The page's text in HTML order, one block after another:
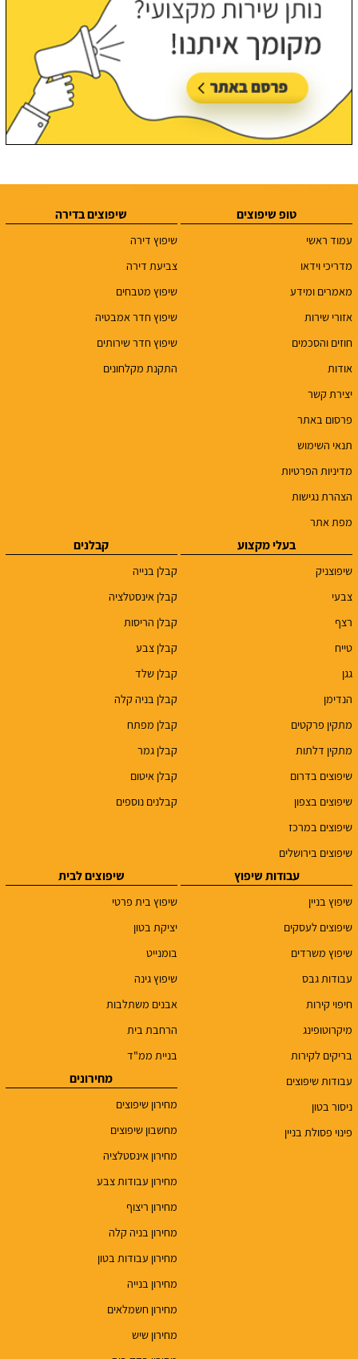
טופ שיפוצים
עמוד ראשי
מדריכי וידאו
מאמרים ומידע
אזורי שירות
חוזים והסכמים
אודות
יצירת קשר
פרסום באתר
תנאי השימוש
מדיניות הפרטיות
הצהרת נגישות
מפת אתר
שיפוצים בדירה
שיפוץ דירה
צביעת דירה
שיפוץ מטבחים
שיפוץ חדר אמבטיה
שיפוץ חדר שירותים
התקנת מקלחונים
בעלי מקצוע
שיפוצניק
צבעי
רצף
טייח
גגן
הנדימן
מתקין פרקטים
מתקין דלתות
שיפוצים בדרום
שיפוצים בצפון
שיפוצים במרכז
שיפוצים בירושלים
קבלנים
קבלן בנייה
קבלן אינסטלציה
קבלן הריסות
קבלן צבע
קבלן שלד
קבלן בניה קלה
קבלן מפתח
קבלן גמר
קבלן איטום
קבלנים נוספים
עבודות שיפוץ
שיפוץ בניין
שיפוצים לעסקים
שיפוץ משרדים
עבודות גבס
חיפוי קירות
מיקרוטופינג
בריקים לקירות
עבודות שיפוצים
ניסור בטון
פינוי פסולת בניין
שיפוצים לבית
שיפוץ בית פרטי
יציקת בטון
בומנייט
שיפוץ גינה
אבנים משתלבות
הרחבת בית
בניית ממ"ד
מחירונים
מחירון שיפוצים
מחשבון שיפוצים
מחירון אינסטלציה
מחירון עבודות צבע
מחירון ריצוף
מחירון בניה קלה
מחירון עבודות בטון
מחירון בנייה
מחירון חשמלאים
מחירון שיש